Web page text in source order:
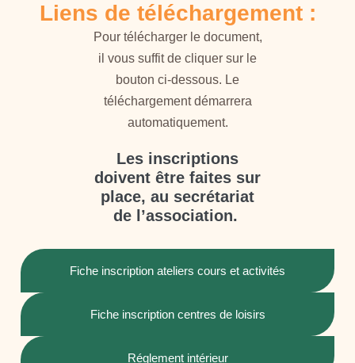
Liens de téléchargement :
Pour télécharger le document,
il vous suffit de cliquer sur le
bouton ci-dessous. Le
téléchargement démarrera
automatiquement.
Les inscriptions
doivent être faites sur
place, au secrétariat
de l’association.
Fiche inscription ateliers cours et activités
Fiche inscription centres de loisirs
Réglement intérieur